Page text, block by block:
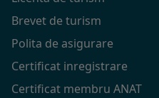
Brevet de turism
Polita de asigurare
Certificat inregistrare
Certificat membru ANAT